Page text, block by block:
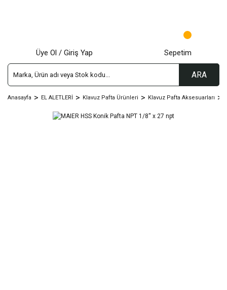
ARA
Üye Ol / Giriş Yap Sepetim
Anasayfa EL ALETLERİ Klavuz Pafta Ürünleri Klavuz Pafta Aksesuarları